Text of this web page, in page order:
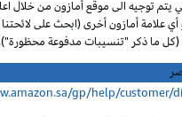
توجيه الى موقع أمازون من خلال
علامة أمازون أخرى (ابحث على
gp/help/customer/